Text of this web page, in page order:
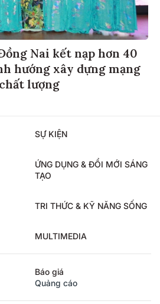
Nai kết nạp hơn 40
hướng xây dựng mạng
lượng
SỰ KIỆN
ỨNG DỤNG & ĐỔI MỚI SÁNG
TẠO
TRI THỨC & KỸ NĂNG SỐNG
MULTIMEDIA
Báo giá
Quảng cáo